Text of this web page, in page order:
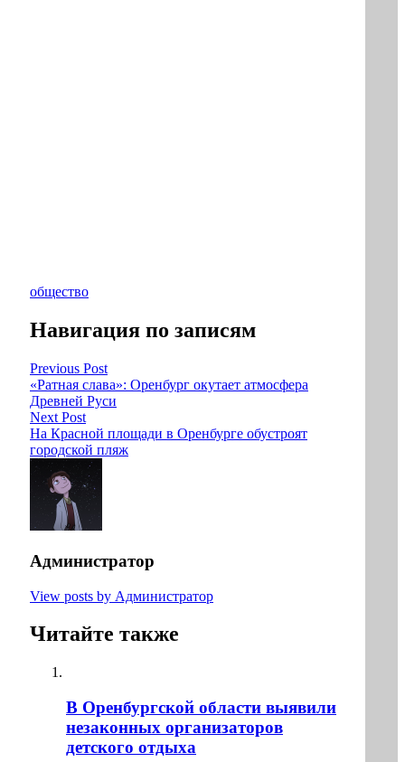
общество
Навигация по записям
Previous Post
«Ратная слава»: Оренбург окутает атмосфера
Древней Руси
Next Post
На Красной площади в Оренбурге обустроят
городской пляж
Администратор
View posts by Администратор
Читайте также
В Оренбургской области выявили
незаконных организаторов
детского отдыха